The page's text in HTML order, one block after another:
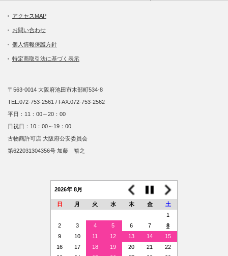
アクセスMAP
お問い合わせ
個人情報保護方針
特定商取引法に基づく表示
〒563-0014 大阪府池田市木部町534-8
TEL:072-753-2561 / FAX:072-753-2562
平日：11：00～20：00
日祝日：10：00～19：00
古物商許可店 大阪府公安委員会
第622031304356号 加藤 裕之
2026年 8月
日 月 火 水 木 金
土
1
2
3 4 5 6 7
8
9
10 11 12 13 14
15
16
17 18 19 20 21
22